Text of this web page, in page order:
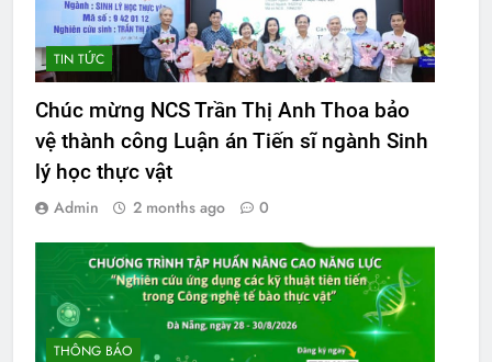
TIN TỨC
Chúc mừng NCS Trần Thị Anh Thoa bảo
vệ thành công Luận án Tiến sĩ ngành Sinh
lý học thực vật
Admin 2 months ago 0
THÔNG BÁO